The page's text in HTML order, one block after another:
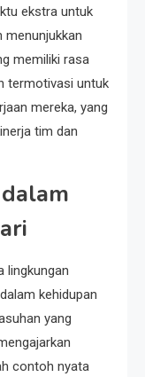
ekstra untuk
menunjukkan
memiliki rasa
termotivasi untuk
mereka, yang
tim dan
lingkungan
kehidupan
yang
contoh nyata